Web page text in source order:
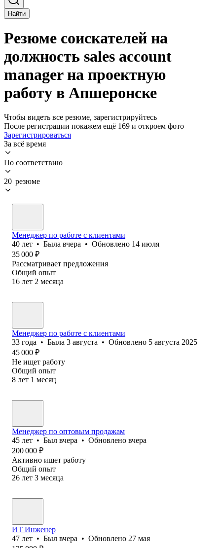
Найти
Резюме соискателей на
должность sales account
manager на проектную
работу в Апшеронске
Чтобы видеть все резюме, зарегистрируйтесь
После регистрации покажем ещё 169 и откроем фото
Зарегистрироваться
За всё время
По соответствию
20 резюме
Менеджер по работе с клиентами
40 лет • Была вчера • Обновлено 14 июля
35 000 ₽
Рассматривает предложения
Общий опыт
16 лет 2 месяца
Менеджер по работе с клиентами
33 года • Была 3 августа • Обновлено 5 августа 2025
45 000 ₽
Не ищет работу
Общий опыт
8 лет 1 месяц
Менеджер по оптовым продажам
45 лет • Был вчера • Обновлено вчера
200 000 ₽
Активно ищет работу
Общий опыт
26 лет 3 месяца
ИТ Инженер
47 лет • Был вчера • Обновлено 27 мая